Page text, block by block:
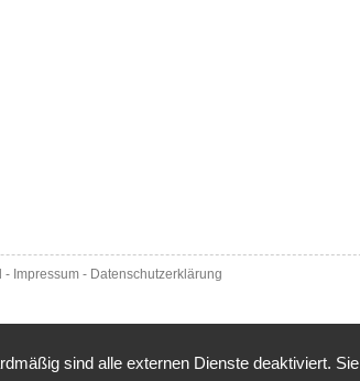
- Impressum- Datenschutzerklärung
sind alle externen Dienste deaktiviert. Sie